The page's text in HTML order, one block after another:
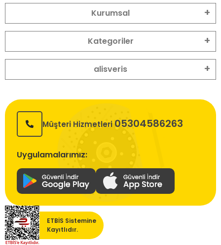
Kurumsal
Kategoriler
alisveris
Müşteri Hizmetleri 05304586263
Uygulamalarımız:
ETBİS Sistemine
Kayıtlıdır.